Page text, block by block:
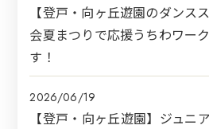
【登戸・向ヶ丘遊園のダンス
会夏まつりで応援うちわワー
す！
2026/06/19
【登戸・向ヶ丘遊園】ジュニ